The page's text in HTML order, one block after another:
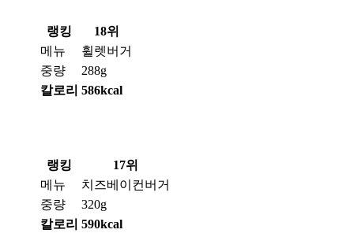
랭킹
18위
메뉴
휠렛버거
중량
288g
칼로리 586kcal
랭킹
17위
메뉴
치즈베이컨버거
중량
320g
칼로리 590kcal